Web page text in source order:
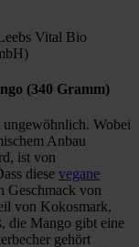
Vital Bio
(340 Gramm)
Wobei
Anbau
ist von
diese vegane
Geschmack von
von Kokosmark,
die Mango gibt eine
gehört